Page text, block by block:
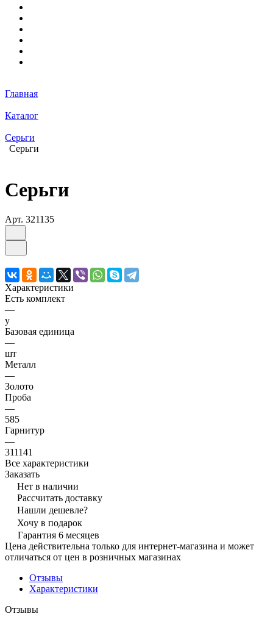
Главная
Каталог
Серьги
Серьги
Серьги
Арт. 321135
Характеристики
Есть комплект
—
y
Базовая единица
—
шт
Металл
—
Золото
Проба
—
585
Гарнитур
—
311141
Все характеристики
Заказать
Нет в наличии
Рассчитать доставку
Нашли дешевле?
Хочу в подарок
Гарантия 6 месяцев
Цена действительна только для интернет-магазина и может
отличаться от цен в розничных магазинах
Отзывы
Характеристики
Отзывы